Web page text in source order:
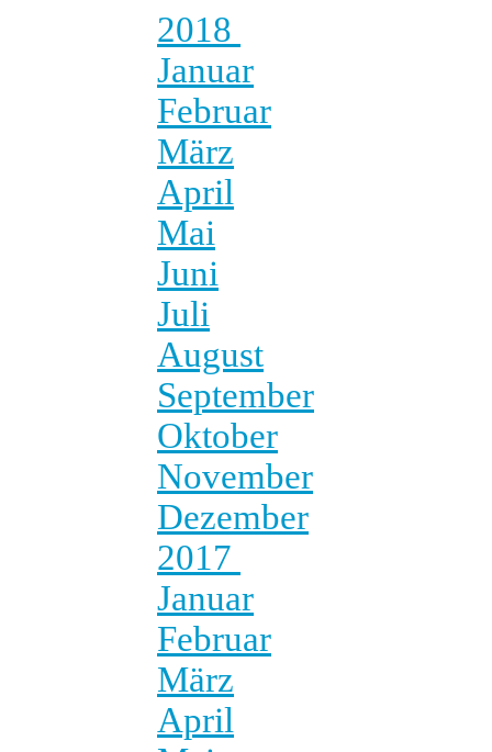
2018
Januar
Februar
März
April
Mai
Juni
Juli
August
September
Oktober
November
Dezember
2017
Januar
Februar
März
April